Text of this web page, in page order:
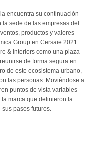
encuentra su continuación
sede de las empresas del
productos y valores
Group en Cersaie 2021
& Interiors como una plaza
de forma segura en
de este ecosistema urbano,
las personas. Moviéndose a
puntos de vista variables
marca que definieron la
pasos futuros.